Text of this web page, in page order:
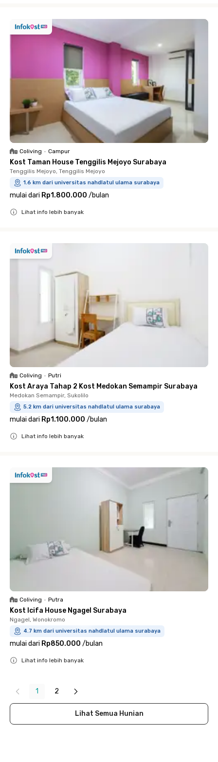
Coliving • Campur
Kost Taman House Tenggilis Mejoyo Surabaya
Tenggilis Mejoyo, Tenggilis Mejoyo
1.6 km dari universitas nahdlatul ulama surabaya
mulai dari Rp1.800.000 /bulan
Lihat info lebih banyak
Coliving • Putri
Kost Araya Tahap 2 Kost Medokan Semampir Surabaya
Medokan Semampir, Sukolilo
5.2 km dari universitas nahdlatul ulama surabaya
mulai dari Rp1.100.000 /bulan
Lihat info lebih banyak
Coliving • Putra
Kost Icifa House Ngagel Surabaya
Ngagel, Wonokromo
4.7 km dari universitas nahdlatul ulama surabaya
mulai dari Rp850.000 /bulan
Lihat info lebih banyak
1 2
Lihat Semua Hunian